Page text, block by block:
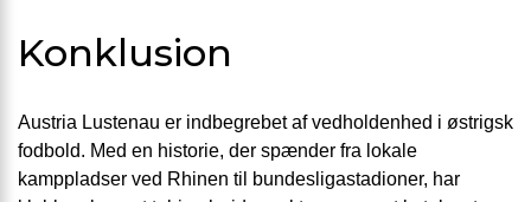
Konklusion
Austria Lustenau er indbegrebet af vedholdenhed i østrigsk
fodbold. Med en historie, der spænder fra lokale
kamppladser ved Rhinen til bundesligastadioner, har